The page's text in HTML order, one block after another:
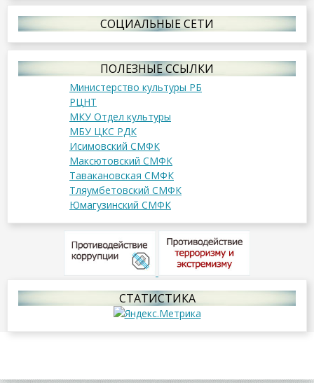
СОЦИАЛЬНЫЕ СЕТИ
ПОЛЕЗНЫЕ ССЫЛКИ
Министерство культуры РБ
РЦНТ
МКУ Отдел культуры
МБУ ЦКС РДК
Исимовский СМФК
Максютовский СМФК
Тавакановская СМФК
Тляумбетовский СМФК
Юмагузинский СМФК
СТАТИСТИКА